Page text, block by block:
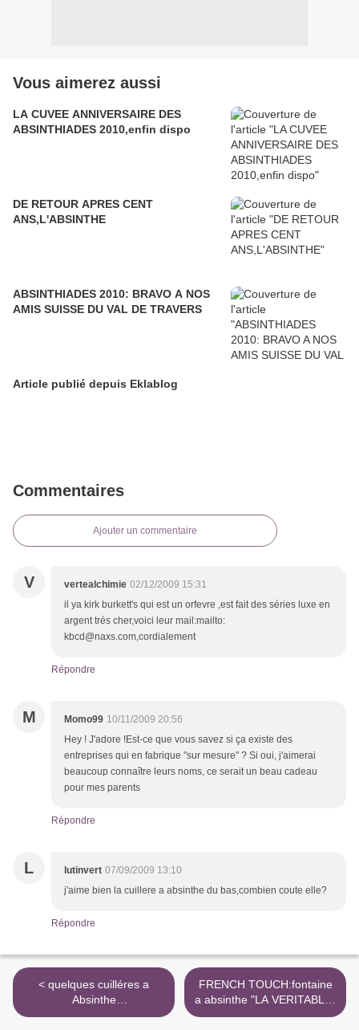
Vous aimerez aussi
LA CUVEE ANNIVERSAIRE DES
ABSINTHIADES 2010,enfin dispo
DE RETOUR APRES CENT
ANS,L'ABSINTHE
ABSINTHIADES 2010: BRAVO A NOS
AMIS SUISSE DU VAL DE TRAVERS
Article publié depuis Eklablog
Commentaires
Ajouter un commentaire
V vertealchimie 02/12/2009 15:31
il ya kirk burkett's qui est un orfevre ,est fait des séries luxe en
argent trés cher,voici leur mail:mailto:
kbcd@naxs.com,cordialement
Répondre
M Momo99 10/11/2009 20:56
Hey ! J'adore !Est-ce que vous savez si ça existe des
entreprises qui en fabrique "sur mesure" ? Si oui, j'aimerai
beaucoup connaître leurs noms, ce serait un beau cadeau
pour mes parents
Répondre
L lutinvert 07/09/2009 13:10
j'aime bien la cuillere a absinthe du bas,combien coute elle?
Répondre
< quelques cuilléres a
Absinthe
contemporaines,de Luxe
FRENCH TOUCH:fontaine
a absinthe "LA VERITABLE"
>